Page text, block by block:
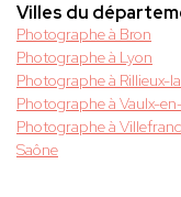
Villes du
Photographe à Bron
Photographe à Lyon
Photographe à Rillieux-
Photographe à Vaulx-
Photographe à
Saône